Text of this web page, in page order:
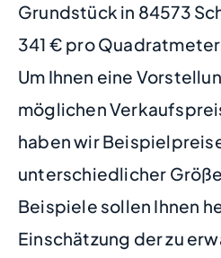
Grundstück in 84573
341 € pro
Um Ihnen eine
möglichen
haben wir
unterschiedlicher
Beispiele sollen Ihnen
Einschätzung der zu